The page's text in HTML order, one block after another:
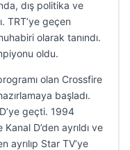
dış politika ve
TRT’ye geçen
olarak tanındı.
oldu.
olan Crossfire
başladı.
D’ye geçti. 1994
Kanal D’den ayrıldı ve
ayrılıp Star TV’ye